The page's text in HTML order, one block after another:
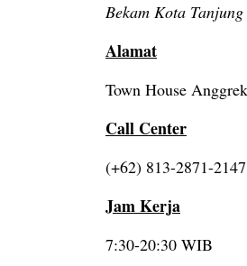
Bekam Kota
Alamat
Town House
Call Center
(+62) 813-2871-2147
Jam Kerja
7:30-20:30 WIB